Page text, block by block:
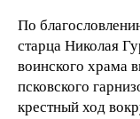
По
старца Николая
воинского храма
псковского
крестный ход